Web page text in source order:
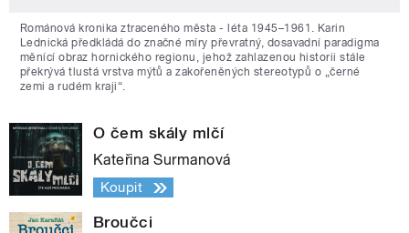
Románová kronika ztraceného města - léta 1945–1961. Karin
Lednická předkládá do značné míry převratný, dosavadní paradigma
měnící obraz hornického regionu, jehož zahlazenou historii stále
překrývá tlustá vrstva mýtů a zakořeněných stereotypů o „černé
zemi a rudém kraji“.
O čem skály mlčí
Kateřina Surmanová
Koupit
Broučci